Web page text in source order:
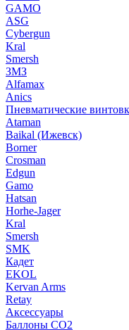
GAMO
ASG
Cybergun
Kral
Smersh
ЗМЗ
Alfamax
Anics
Пневматические
Ataman
Baikal (Ижевск)
Borner
Crosman
Edgun
Gamo
Hatsan
Horhe-Jager
Kral
Smersh
SMK
Кадет
EKOL
Kervan Arms
Retay
Аксессуары
Баллоны СО2